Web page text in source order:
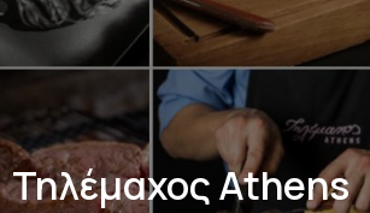
Τηλέμαχος Athens